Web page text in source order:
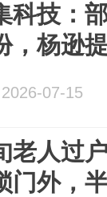
科技：
，杨逊
07-15
老人过
门外，